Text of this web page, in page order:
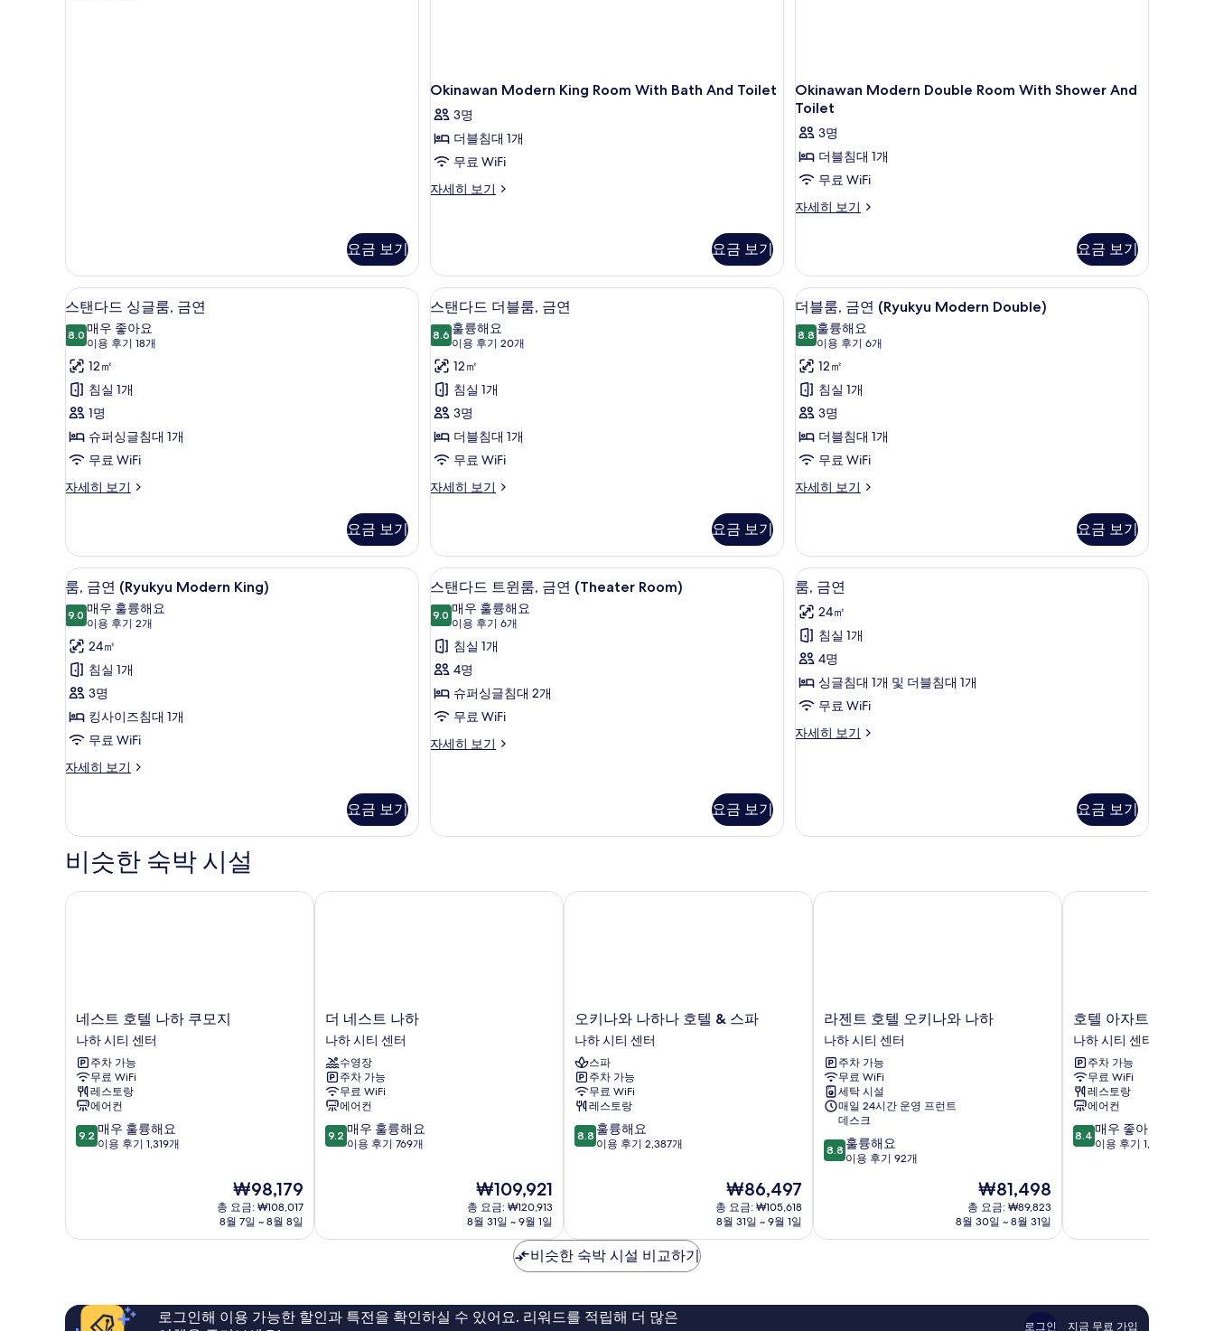
요금 보기
Okinawan Modern King Room With Bath And Toilet
3명
더블침대 1개
무료 WiFi
자세히 보기
Okinawan
Bath
And
Toilet
자
세
히
보
기
요금 보기
Okinawan Modern Double Room With Shower And
Toilet
3명
더블침대 1개
무료 WiFi
자세히 보기
Okinawan
With
Shower
And
Toilet
자
히
보
기
요금 보기
스
탠
다
드
싱
글
룸,
금
연
모
두
보
기
스탠다드 싱글룸, 금연 | 오리/거위털 이불, 암막 커튼, 다리미/다리미판, 무료 WiFi
10
스탠다드 싱글룸, 금연
8.08.0점 만점 중 10점
매우 좋아요
이용 후기 18개
(이
용
후
기
18
개)
12㎡
침실 1개
1명
슈퍼싱글침대 1개
무료 WiFi
자세히 보기
스
싱
글
룸,
금
연
세
히
보
기
요금 보기
스
탠
다
드
더
블
룸,
금
연
모
두
보
기
스탠다드 더블룸, 금연 | 오리/거위털 이불, 암막 커튼, 다리미/다리미판, 무료 WiFi
10
스탠다드 더블룸, 금연
8.68.6점 만점 중 10점
훌륭해요
이용 후기 20개
(이
용
후
기
20
개)
12㎡
침실 1개
3명
더블침대 1개
무료 WiFi
자세히 보기
스
더
블
룸,
연
세
히
기
요금 보기
더
블
룸,
금
연
(Ryukyu
Modern
Double)
사
두
보
기
더블룸, 금연 (Ryukyu Modern Double) | 오
9
더블룸, 금연 (Ryukyu Modern Double)
8.88.8점 만점 중 10점
훌륭해요
이용 후기 6개
(이
용
후
기
개)
12㎡
침실 1개
3명
더블침대 1개
무료 WiFi
자세히 보기
더
연
(Ryukyu
Modern
Double)
자
세
히
보
기
요금 보기
룸,
금
연
(Ryukyu
Modern
King)
사
진
모
기
룸, 금연 (Ryukyu Modern King) | 오리/거위털 이불, 암막 커튼, 다리미/다리미판, 무료 WiFi
9
룸, 금연 (Ryukyu Modern King)
9.09.0점 만점 중 10점
매우 훌륭해요
이용 후기 2개
(이
용
후
기
개)
24㎡
침실 1개
3명
킹사이즈침대 1개
무료 WiFi
자세히 보기
룸,
Modern
King)
자
히
요금 보기
스
탠
다
드
트
윈
룸,
금
사
스탠다드 트윈룸, 금연 (Theater Room) | 오리/거위털 이불, 암막 커튼, 다리미/다리미판, 무료 WiFi
1
스탠다드 트윈룸, 금연 (Theater Room)
9.09.0점 만점 중 10점
매우 훌륭해요
이용 후기 6개
(이
용
후
기
6
개)
침실 1개
4명
슈퍼싱글침대 2개
무료 WiFi
자세히 보기
스
윈
룸,
(Theater
요금 보기
룸,
금
연
사
진
모
보
오리/거위털 이불, 암막 커튼, 다리미/다리미판
룸, 금연
24㎡
침실 1개
4명
싱글침대 1개 및 더블침대 1개
무료 WiFi
자세히 보기
룸,
보
요금 보기
비슷한 숙박 시설
네
스
트
호
텔
나
하
쿠
모
센
네스트 호텔 나하 쿠모지
나하 시티 센터
주차 가능
무료 WiFi
레스토랑
에어컨
10
점
매
해
9.2 매우 훌륭해요
이용 후기 1,319개
현
재
요
₩98,179
총 요금: ₩108,017
8월 7일 ~ 8월 8일
네스트 호텔 나하 쿠모지
더
네
스
트
나
하
나
하
시
더 네스트 나하
나하 시티 센터
수영장
주차 가능
무료 WiFi
에어컨
10
점
매
해
요,
9.2 매우 훌륭해요
이용 후기 769개
현
재
요
₩109,921
₩109,921
총 요금: ₩120,913
8월 31일 ~ 9월 1일
더 네스트 나하
오
키
나
와
나
하
나
호
텔
시
티
센
오키나와 나하나 호텔 & 스파
나하 시티 센터
스파
주차 가능
무료 WiFi
레스토랑
10
점
훌
륭
해
이
용
8.8 훌륭해요
이용 후기 2,387개
현
재
요
₩86,497
총 요금: ₩105,618
8월 31일 ~ 9월 1일
오키나와 나하나 호텔 & 스파
라
젠
트
호
텔
오
키
와
나
티
라젠트 호텔 오키나와 나하
나하 시티 센터
주차 가능
무료 WiFi
세탁 시설
매일 24시간 운영 프런트
데스크
10
점
점,
요,
8.8 훌륭해요
이용 후기 92개
현
재
요
₩81,498
총 요금: ₩89,823
8월 30일 ~ 8월 31일
라젠트 호텔 오키나와 나하
호
텔
아
자
트
나
하
나
하
나하 시티 센터
주차 가능
무료 WiFi
레스토랑
에어컨
10
점
매
요,
이
8.4 매우 좋아요
이용 후기 1,006개
호텔 아자트 나하
비슷한 숙박 시설 비교하기
로그인해 이용 가능한 할인과 특전을 확인하실 수 있어요. 리워드를 적립해 더 많은
로그인 지금 무료 가입